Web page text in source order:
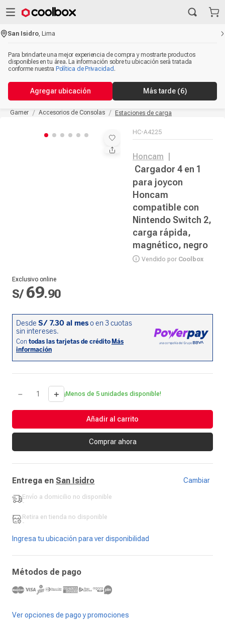
San Isidro ,Lima
Para brindarte una mejor experiencia de compra y mostrarte productos
disponibles en tu área. La información sobre tu ubicación será tratada
conforme nuestra Política de Privacidad .
Agregar ubicación Más tarde (5)
Gamer Accesorios de Consolas Estaciones de carga
HC-A4225
Honcam
Cargador 4 en 1
para joycon
Honcam
compatible con
Nintendo Switch 2,
carga rápida,
magnético, negro
Vendido por Coolbox
Exclusivo online
S/ 69.90
＋
－ ¡Menos de 5 unidades disponible!
Añadir al carrito
Comprar ahora
Entrega en San Isidro Cambiar
Envío a domicilio no disponible
-
Retira en tienda no disponible
-
Ingresa tu ubicación para ver disponibilidad
Métodos de pago
Ver opciones de pago y promociones